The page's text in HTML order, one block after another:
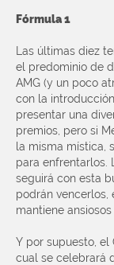
Fórmula 1
Las últimas diez
el predominio de
AMG (y un poco
con la
presentar una
premios, pero si
la misma mística,
para enfrentarlos.
seguirá con esta
podrán vencerlos,
mantiene
Y por supuesto, el
cual se celebrará